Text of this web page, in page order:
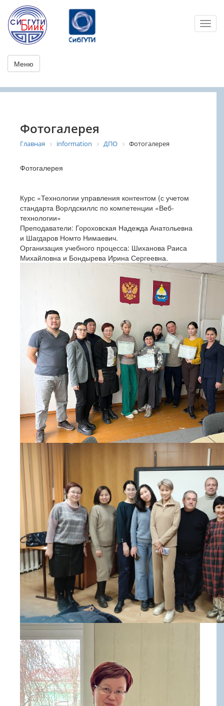
Меню
Фотогалерея
Главная information ДПО Фотогалерея
Фотогалерея
Курс «Технологии управления контентом (с учетом
стандарта Ворлдскиллс по компетенции «Веб-
технологии»
Преподаватели: Гороховская Надежда Анатольевна
и Шагдаров Номто Нимаевич.
Организация учебного процесса: Шиханова Раиса
Михайловна и Бондырева Ирина Сергеевна.